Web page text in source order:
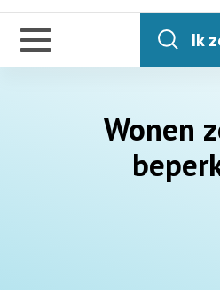
Handige
links
Ik
Wonen